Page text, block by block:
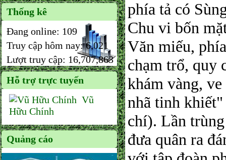
Thống kê
Đang online: 109
Truy cập hôm nay:6,021
Lượt truy cập: 16,707,863
Hỗ trợ trực tuyến
Vũ
Hữu Chính
Quảng cáo
phía tả có
Chu vi bốn
Văn miếu,
chạm trổ, quy
khám vàng,
nhã tinh
chí). Lần
đưa quân ra